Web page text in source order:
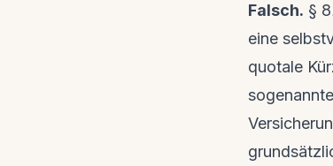
Falsch. §
eine
quotale